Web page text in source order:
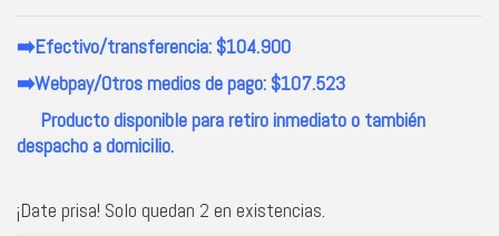
➡️Efectivo/transferencia: $104.900
➡️Webpay/Otros medios de pago: $107.523
Producto disponible para retiro inmediato o también
despacho a domicilio.
¡Date prisa! Solo quedan 2 en existencias.